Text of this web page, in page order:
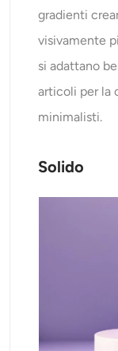
gradienti
visivamente
si adattano
articoli per la
minimalisti.
Solido